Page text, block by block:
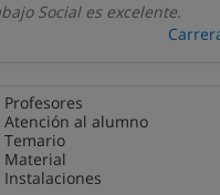
Social es excelente.
Profesores
Atención al alumno
Temario
Material
Instalaciones